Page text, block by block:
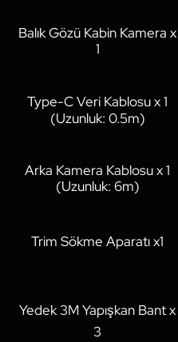
Balık Gözü Kabin Kamera x
1
Type-C Veri Kablosu x 1
(Uzunluk: 0.5m)
Arka Kamera Kablosu x 1
(Uzunluk: 6m)
Trim Sökme Aparatı x1
Yedek 3M Yapışkan Bant x
3